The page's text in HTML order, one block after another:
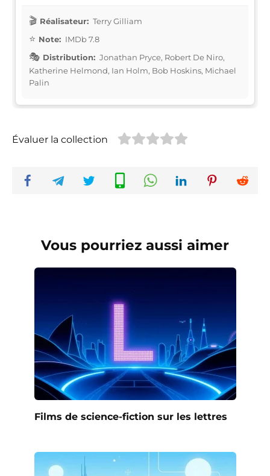
Réalisateur: Terry Gilliam
Note: IMDb 7.8
Distribution: Jonathan Pryce, Robert De Niro,
Katherine Helmond, Ian Holm, Bob Hoskins, Michael
Palin
Évaluer la collection
Vous pourriez aussi aimer
Films de science-fiction sur les lettres